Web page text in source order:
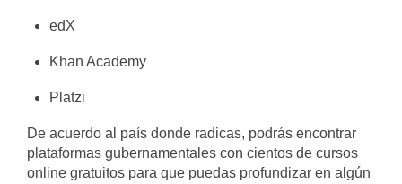
edX
Khan Academy
Platzi
De acuerdo al país donde radicas, podrás encontrar
plataformas gubernamentales con cientos de cursos
online gratuitos para que puedas profundizar en algún